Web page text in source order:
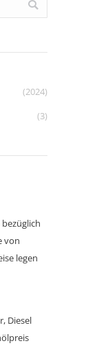
(2024)
(3)
von
legen
Diesel